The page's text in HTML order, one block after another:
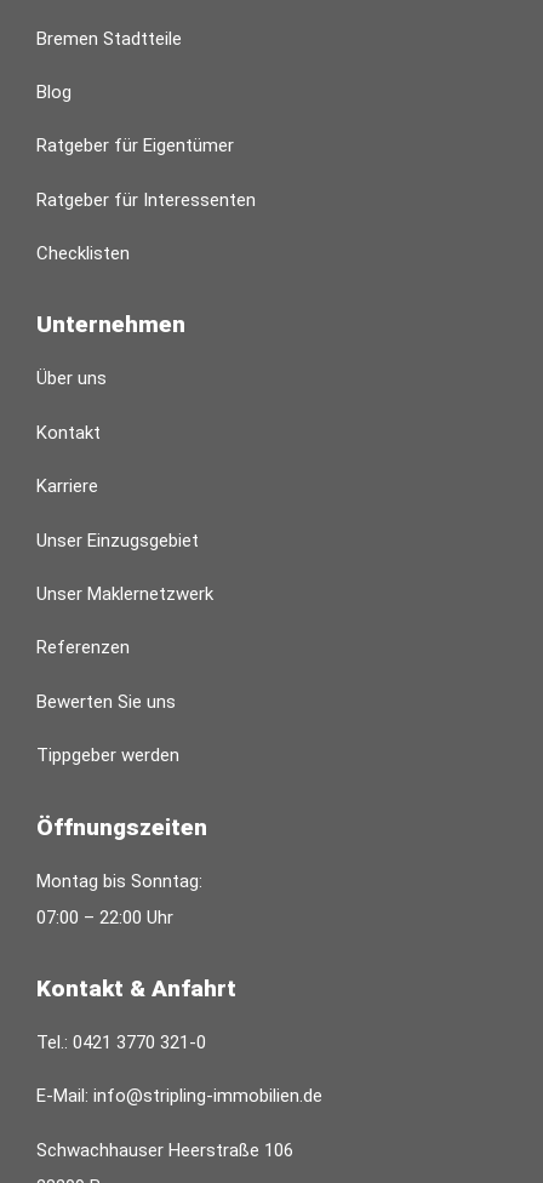
Bremen Stadtteile
Blog
Ratgeber für Eigentümer
Ratgeber für Interessenten
Checklisten
Unternehmen
Über uns
Kontakt
Karriere
Unser Einzugsgebiet
Unser Maklernetzwerk
Referenzen
Bewerten Sie uns
Tippgeber werden
Öffnungszeiten
Montag bis Sonntag:
07:00 – 22:00 Uhr
Kontakt & Anfahrt
Tel.: 0421 3770 321-0
E-Mail: info@stripling-immobilien.de
Schwachhauser Heerstraße 106